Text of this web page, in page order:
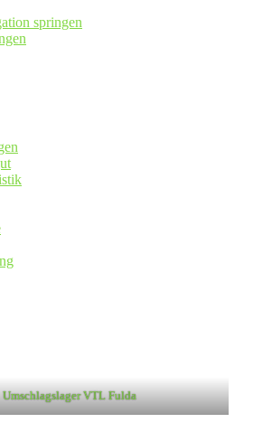
springen
Umschlagslager VTL Fulda